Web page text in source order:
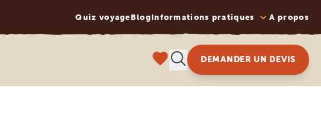
Quiz voyage BlogInformations pratiques A propos
DEMANDER UN DEVIS